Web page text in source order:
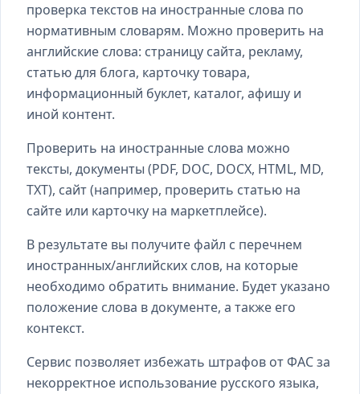
проверка текстов на иностранные слова по
нормативным словарям. Можно проверить на
английские слова: страницу сайта, рекламу,
статью для блога, карточку товара,
информационный буклет, каталог, афишу и
иной контент.
Проверить на иностранные слова можно
тексты, документы (PDF, DOC, DOCX, HTML, MD,
TXT), сайт (например, проверить статью на
сайте или карточку на маркетплейсе).
В результате вы получите файл с перечнем
иностранных/английских слов, на которые
необходимо обратить внимание. Будет указано
положение слова в документе, а также его
контекст.
Сервис позволяет избежать штрафов от ФАС за
некорректное использование русского языка,